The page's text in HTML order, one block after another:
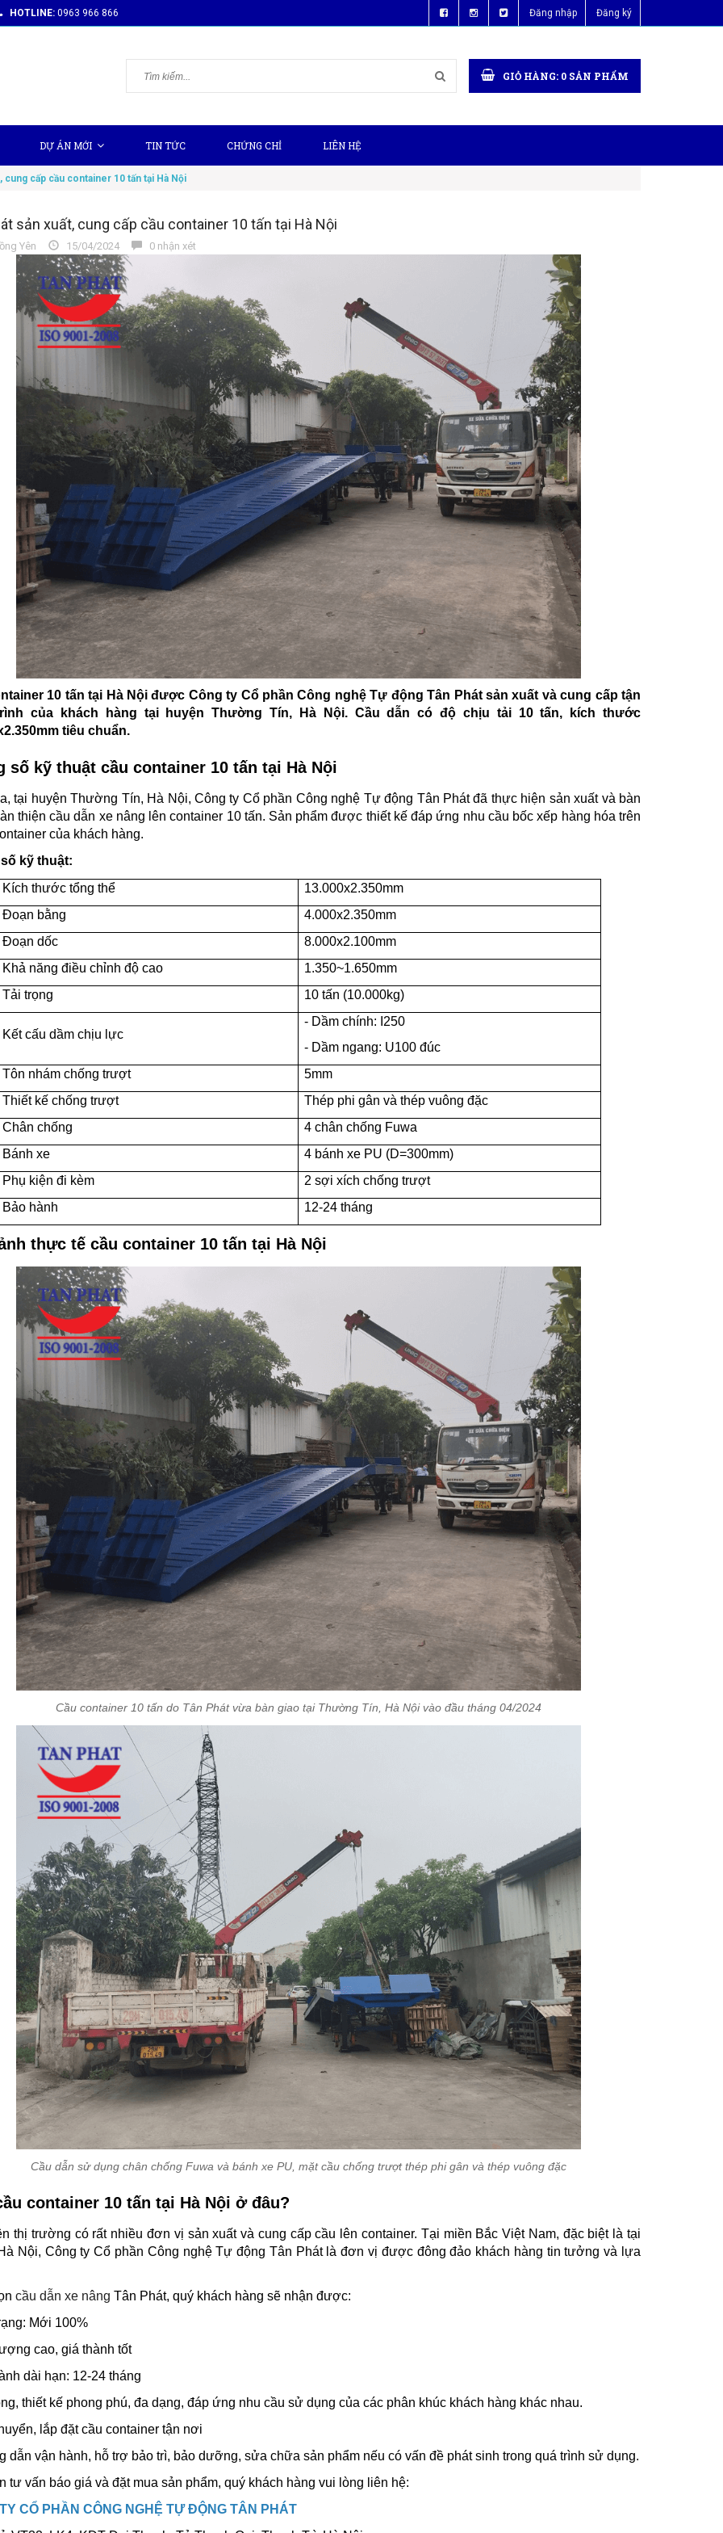
HOTLINE: 0963 966 866 Đăng nhập Đăng ký
GIỎ HÀNG: 0 SẢN PHẨM
DỰ ÁN MỚI TIN TỨC CHỨNG CHỈ LIÊN HỆ
cung cấp cầu container 10 tấn tại Hà Nội
sản xuất, cung cấp cầu container 10 tấn tại Hà Nội
Yên 15/04/2024 0 nhận xét
10 tấn tại Hà Nội được Công ty Cổ phần Công nghệ Tự động Tân Phát sản xuất và cung cấp tận
của khách hàng tại huyện Thường Tín, Hà Nội. Cầu dẫn có độ chịu tải 10 tấn, kích thước
tiêu chuẩn.
số kỹ thuật cầu container 10 tấn tại Hà Nội
tại huyện Thường Tín, Hà Nội, Công ty Cổ phần Công nghệ Tự động Tân Phát đã thực hiện sản xuất và bàn
thiện cầu dẫn xe nâng lên container 10 tấn. Sản phẩm được thiết kế đáp ứng nhu cầu bốc xếp hàng hóa trên
của khách hàng.
kỹ thuật:
Kích thước tổng thể
13.000x2.350mm
Đoạn bằng
4.000x2.350mm
Đoạn dốc
8.000x2.100mm
Khả năng điều chỉnh độ cao
1.350~1.650mm
Tải trọng
10 tấn (10.000kg)
Kết cấu dầm chịu lực
- Dầm chính: I250
- Dầm ngang: U100 đúc
Tôn nhám chống trượt
5mm
Thiết kế chống trượt
Thép phi gân và thép vuông đặc
Chân chống
4 chân chống Fuwa
Bánh xe
4 bánh xe PU (D=300mm)
Phụ kiện đi kèm
2 sợi xích chống trượt
Bảo hành
12-24 tháng
thực tế cầu container 10 tấn tại Hà Nội
Cầu container 10 tấn do Tân Phát vừa bàn giao tại Thường Tín, Hà Nội vào đầu tháng 04/2024
Cầu dẫn sử dụng chân chống Fuwa và bánh xe PU, mặt cầu chống trượt thép phi gân và thép vuông đặc
container 10 tấn tại Hà Nội ở đâu?
thị trường có rất nhiều đơn vị sản xuất và cung cấp cầu lên container. Tại miền Bắc Việt Nam, đặc biệt là tại
Nội, Công ty Cổ phần Công nghệ Tự động Tân Phát là đơn vị được đông đảo khách hàng tin tưởng và lựa
cầu dẫn xe nâng Tân Phát, quý khách hàng sẽ nhận được:
Mới 100%
cao, giá thành tốt
dài hạn: 12-24 tháng
thiết kế phong phú, đa dạng, đáp ứng nhu cầu sử dụng của các phân khúc khách hàng khác nhau.
lắp đặt cầu container tận nơi
dẫn vận hành, hỗ trợ bảo trì, bảo dưỡng, sửa chữa sản phẩm nếu có vấn đề phát sinh trong quá trình sử dụng.
tư vấn báo giá và đặt mua sản phẩm, quý khách hàng vui lòng liên hệ:
CỔ PHẦN CÔNG NGHỆ TỰ ĐỘNG TÂN PHÁT